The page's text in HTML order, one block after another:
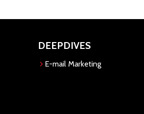
DEEPDIVES
E-mail Marketing